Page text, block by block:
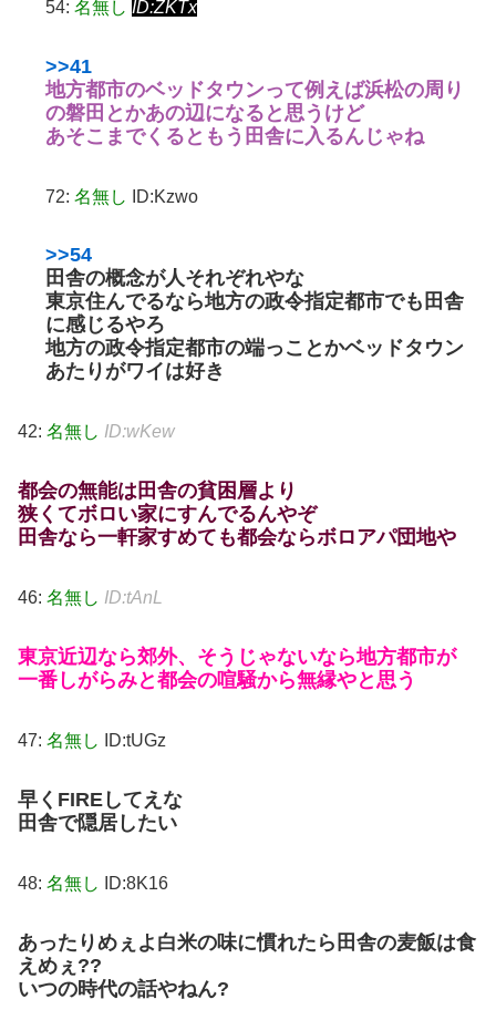
54: 名無し ID:ZKTx
>>41
地方都市のベッドタウンって例えば浜松の周り
の磐田とかあの辺になると思うけど
あそこまでくるともう田舎に入るんじゃね
72: 名無し ID:Kzwo
>>54
田舎の概念が人それぞれやな
東京住んでるなら地方の政令指定都市でも田舎
に感じるやろ
地方の政令指定都市の端っことかベッドタウン
あたりがワイは好き
42: 名無し ID:wKew
都会の無能は田舎の貧困層より
狭くてボロい家にすんでるんやぞ
田舎なら一軒家すめても都会ならボロアパ団地や
46: 名無し ID:tAnL
東京近辺なら郊外、そうじゃないなら地方都市が
一番しがらみと都会の喧騒から無縁やと思う
47: 名無し ID:tUGz
早くFIREしてえな
田舎で隠居したい
48: 名無し ID:8K16
あったりめぇよ白米の味に慣れたら田舎の麦飯は食
えめぇ??
いつの時代の話やねん?